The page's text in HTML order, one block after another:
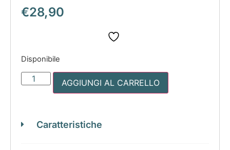
€28,90
Disponibile
AGGIUNGI AL CARRELLO
Caratteristiche